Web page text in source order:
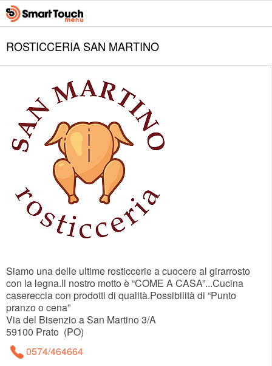
ROSTICCERIA SAN MARTINO
Siamo una delle ultime rosticcerie a cuocere al girarrosto
con la legna.Il nostro motto è “COME A CASA”...Cucina
casereccia con prodotti di qualità.Possibilità di “Punto
pranzo o cena”
Via del Bisenzio a San Martino 3/A
59100 Prato (PO)
0574/464664